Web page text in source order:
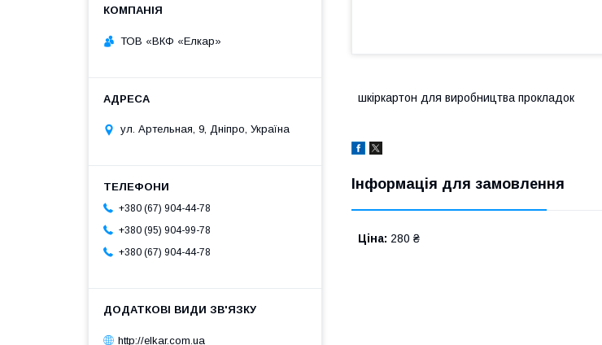
шкіркартон для виробництва прокладок
Інформація для замовлення
Ціна: 280 ₴
ТОВ «ВКФ «Елкар»
ул. Артельная, 9, Дніпро, Україна
+380 (67) 904-44-78
+380 (95) 904-99-78
+380 (67) 904-44-78
http://elkar.com.ua